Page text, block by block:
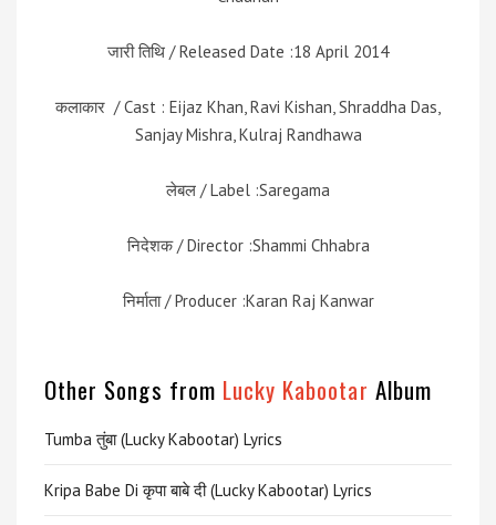
जारी तिथि / Released Date :18 April 2014
कलाकार / Cast : Eijaz Khan, Ravi Kishan, Shraddha Das,
Sanjay Mishra, Kulraj Randhawa
लेबल / Label :Saregama
निदेशक / Director :Shammi Chhabra
निर्माता / Producer :Karan Raj Kanwar
Other Songs from Lucky Kabootar Album
Tumba तुंबा (Lucky Kabootar) Lyrics
Kripa Babe Di कृपा बाबे दी (Lucky Kabootar) Lyrics